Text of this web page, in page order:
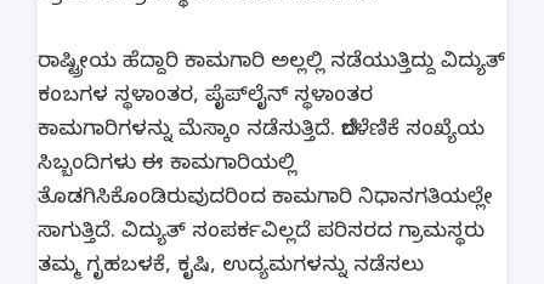
ರಾಷ್ಟ್ರೀಯ ಹೆದ್ದಾರಿ ಕಾಮಗಾರಿ ಅಲ್ಲಲ್ಲಿ ನಡೆಯುತ್ತಿದ್ದು ವಿದ್ಯುತ್
ಕಂಬಗಳ ಸ್ಥಳಾಂತರ, ಪೈಪ್‌ಲೈನ್ ಸ್ಥಳಾಂತರ
ಕಾಮಗಾರಿಗಳನ್ನು ಮೆಸ್ಕಾಂ ನಡೆಸುತ್ತಿದೆ. ಬೆರಳೆಣಿಕೆ ಸಂಖ್ಯೆಯ
ಸಿಬ್ಬಂದಿಗಳು ಈ ಕಾಮಗಾರಿಯಲ್ಲಿ
ತೊಡಗಿಸಿಕೊಂಡಿರುವುದರಿಂದ ಕಾಮಗಾರಿ ನಿಧಾನಗತಿಯಲ್ಲೇ
ಸಾಗುತ್ತಿದೆ. ವಿದ್ಯುತ್ ಸಂಪರ್ಕವಿಲ್ಲದೆ ಪರಿಸರದ ಗ್ರಾಮಸ್ಥರು
ತಮ್ಮ ಗೃಹಬಳಕೆ, ಕೃಷಿ, ಉದ್ಯಮಗಳನ್ನು ನಡೆಸಲು